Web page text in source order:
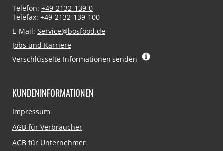
Telefon: +49-2132-139-0
Telefax: +49-2132-139-100
E-Mail: Service@bosfood.de
Jobs und Karriere
Verschlüsselte Informationen senden
KUNDENINFORMATIONEN
Navigation
Impressum
AGB für Verbraucher
AGB für Unternehmer